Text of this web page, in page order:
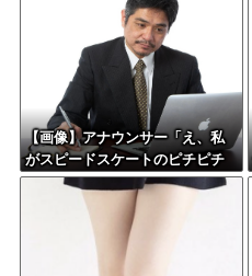
【画像】アナウンサー「え、私
がスピードスケートのピチピチ
ユニフォーム着るんですか…？ﾑ
ﾁｨ！！」←これはお前らに刺さ
るやろw w w w w w w w